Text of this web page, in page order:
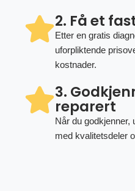
2. Få et
Etter en gratis
uforpliktende
kostnader.
3.
reparert
Når du
med kvalitetsdeler